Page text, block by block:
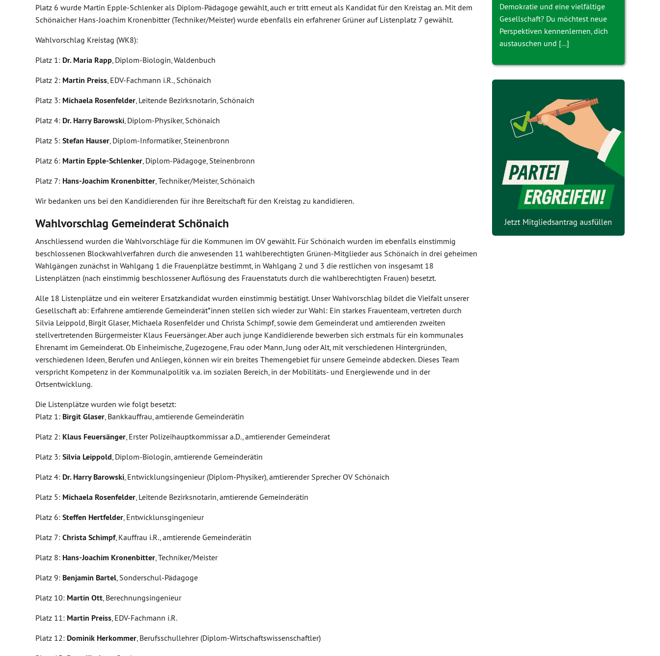
Platz 6 wurde Martin Epple-Schlenker als Diplom-Pädagoge gewählt, auch er tritt erneut als Kandidat für den Kreistag an. Mit dem
Schönaicher Hans-Joachim Kronenbitter (Techniker/Meister) wurde ebenfalls ein erfahrener Grüner auf Listenplatz 7 gewählt.
Wahlvorschlag Kreistag (WK8):
Platz 1: Dr. Maria Rapp, Diplom-Biologin, Waldenbuch
Platz 2: Martin Preiss, EDV-Fachmann i.R., Schönaich
Platz 3: Michaela Rosenfelder, Leitende Bezirksnotarin, Schönaich
Platz 4: Dr. Harry Barowski, Diplom-Physiker, Schönaich
Platz 5: Stefan Hauser, Diplom-Informatiker, Steinenbronn
Platz 6: Martin Epple-Schlenker, Diplom-Pädagoge, Steinenbronn
Platz 7: Hans-Joachim Kronenbitter, Techniker/Meister, Schönaich
Wir bedanken uns bei den Kandidierenden für ihre Bereitschaft für den Kreistag zu kandidieren.
Wahlvorschlag Gemeinderat Schönaich
Anschliessend wurden die Wahlvorschläge für die Kommunen im OV gewählt. Für Schönaich wurden im ebenfalls einstimmig
beschlossenen Blockwahlverfahren durch die anwesenden 11 wahlberechtigten Grünen-Mitglieder aus Schönaich in drei geheimen
Wahlgängen zunächst in Wahlgang 1 die Frauenplätze bestimmt, in Wahlgang 2 und 3 die restlichen von insgesamt 18
Listenplätzen (nach einstimmig beschlossener Auflösung des Frauenstatuts durch die wahlberechtigten Frauen) besetzt.
Alle 18 Listenplätze und ein weiterer Ersatzkandidat wurden einstimmig bestätigt. Unser Wahlvorschlag bildet die Vielfalt unserer
Gesellschaft ab: Erfahrene amtierende Gemeinderät*innen stellen sich wieder zur Wahl: Ein starkes Frauenteam, vertreten durch
Silvia Leippold, Birgit Glaser, Michaela Rosenfelder und Christa Schimpf, sowie dem Gemeinderat und amtierenden zweiten
stellvertretenden Bürgermeister Klaus Feuersänger. Aber auch junge Kandidierende bewerben sich erstmals für ein kommunales
Ehrenamt im Gemeinderat. Ob Einheimische, Zugezogene, Frau oder Mann, Jung oder Alt, mit verschiedenen Hintergründen,
verschiedenen Ideen, Berufen und Anliegen, können wir ein breites Themengebiet für unsere Gemeinde abdecken. Dieses Team
verspricht Kompetenz in der Kommunalpolitik v.a. im sozialen Bereich, in der Mobilitäts- und Energiewende und in der
Ortsentwicklung.
Die Listenplätze wurden wie folgt besetzt:
Platz 1: Birgit Glaser, Bankkauffrau, amtierende Gemeinderätin
Platz 2: Klaus Feuersänger, Erster Polizeihauptkommissar a.D., amtierender Gemeinderat
Platz 3: Silvia Leippold, Diplom-Biologin, amtierende Gemeinderätin
Platz 4: Dr. Harry Barowski, Entwicklungsingenieur (Diplom-Physiker), amtierender Sprecher OV Schönaich
Platz 5: Michaela Rosenfelder, Leitende Bezirksnotarin, amtierende Gemeinderätin
Platz 6: Steffen Hertfelder, Entwicklunsgingenieur
Platz 7: Christa Schimpf, Kauffrau i.R., amtierende Gemeinderätin
Platz 8: Hans-Joachim Kronenbitter, Techniker/Meister
Platz 9: Benjamin Bartel, Sonderschul-Pädagoge
Platz 10: Martin Ott, Berechnungsingenieur
Platz 11: Martin Preiss, EDV-Fachmann i.R.
Platz 12: Dominik Herkommer, Berufsschullehrer (Diplom-Wirtschaftswissenschaftler)
Demokratie und eine vielfältige
Gesellschaft? Du möchtest neue
Perspektiven kennenlernen, dich
austauschen und [...]